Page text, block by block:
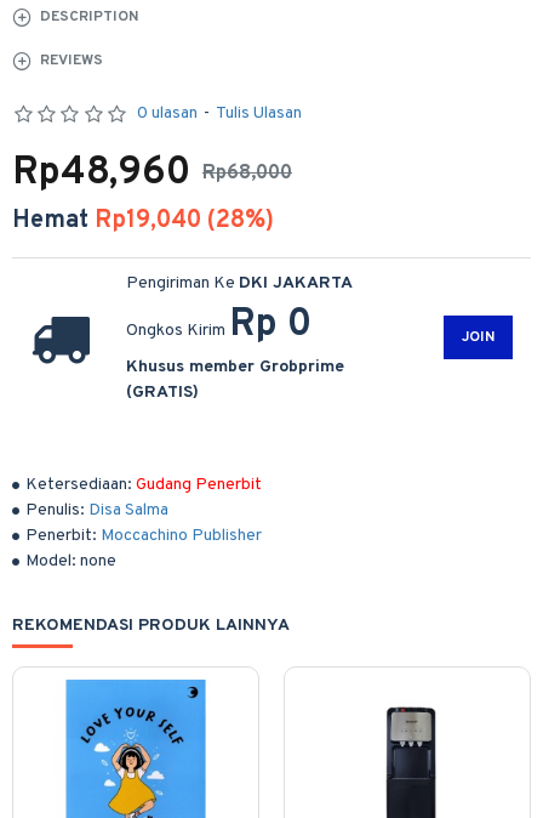
DESCRIPTION
REVIEWS
Ketersediaan: Gudang Penerbit
Penulis: Disa Salma
Penerbit: Moccachino Publisher
Model: none
0 ulasan - Tulis Ulasan
Rp68,000
Rp48,960
Hemat Rp19,040 (28%)
Pengiriman Ke DKI JAKARTA
Ongkos Kirim Rp 0
Khusus member Grobprime
(GRATIS)
JOIN
REKOMENDASI PRODUK LAINNYA